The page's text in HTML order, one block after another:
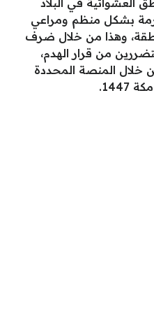
بشكل منظم ومراعي
وهذا من خلال ضرف
من قرار الهدم،
خلال المنصة المحددة